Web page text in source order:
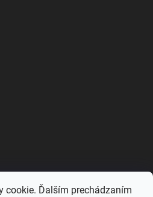
cookie. Ďalším prechádzaním